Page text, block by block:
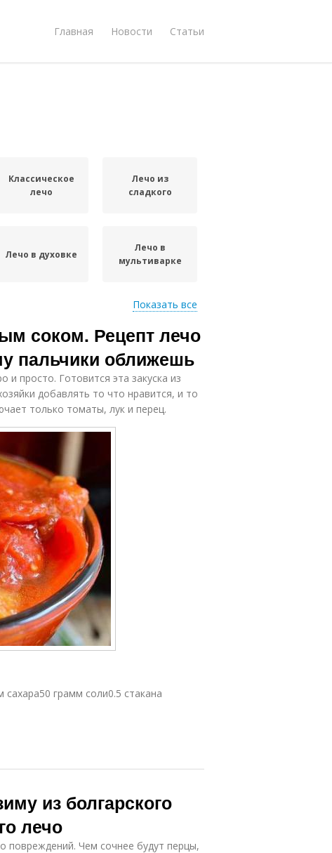
Главная Новости Статьи
Классическое
лечо
Лечо из
сладкого
Лечо в духовке
Лечо в
мультиварке
томатном соке
Лечо из перца Сок на зиму
Томатные соки
Лечо с томатной
пастой
Томатная паста
Обалденное
лечо
томатной
Показать все
соком. Рецепт лечо
пальчики оближешь
и просто. Готовится эта закуска из
добавлять то что нравится, и то
только томаты, лук и перец.
грамм соли0.5 стакана
из болгарского
лечо
повреждений. Чем сочнее будут перцы,